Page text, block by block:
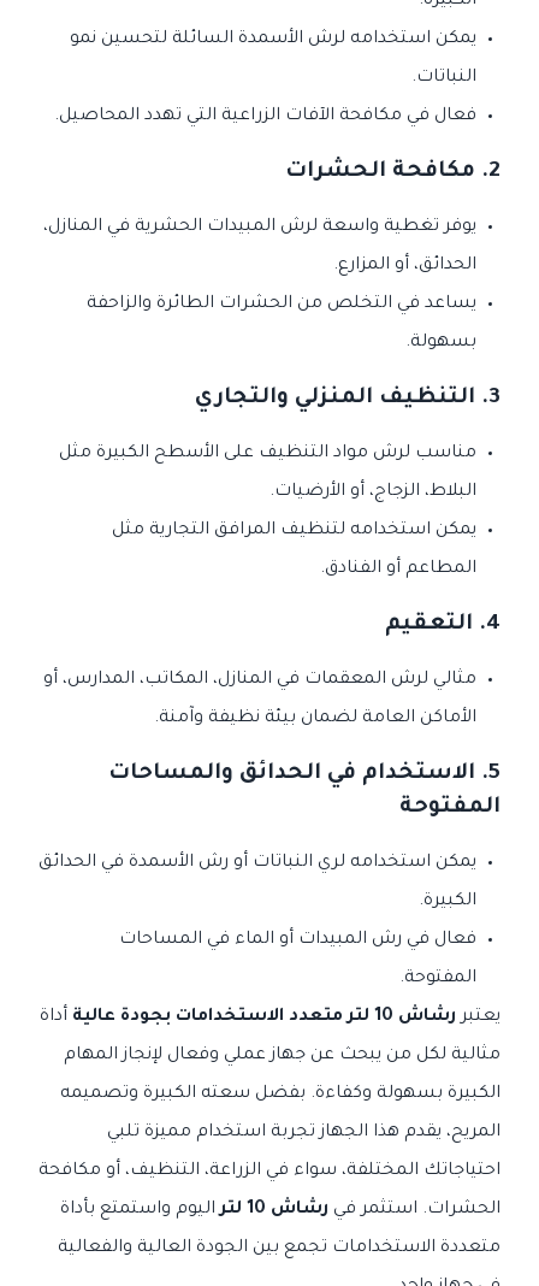
يمكن استخدامه لرش الأسمدة السائلة لتحسين نمو
النباتات.
فعال في مكافحة الآفات الزراعية التي تهدد المحاصيل.
2. مكافحة الحشرات
يوفر تغطية واسعة لرش المبيدات الحشرية في المنازل،
الحدائق، أو المزارع.
يساعد في التخلص من الحشرات الطائرة والزاحفة
بسهولة.
3. التنظيف المنزلي والتجاري
مناسب لرش مواد التنظيف على الأسطح الكبيرة مثل
البلاط، الزجاج، أو الأرضيات.
يمكن استخدامه لتنظيف المرافق التجارية مثل
المطاعم أو الفنادق.
4. التعقيم
مثالي لرش المعقمات في المنازل، المكاتب، المدارس، أو
الأماكن العامة لضمان بيئة نظيفة وآمنة.
5. الاستخدام في الحدائق والمساحات
المفتوحة
يمكن استخدامه لري النباتات أو رش الأسمدة في الحدائق
الكبيرة.
فعال في رش المبيدات أو الماء في المساحات
المفتوحة.
يعتبر رشاش 10 لتر متعدد الاستخدامات بجودة عالية
أداة
مثالية لكل من يبحث عن جهاز عملي وفعال لإنجاز المهام
الكبيرة بسهولة وكفاءة. بفضل سعته الكبيرة وتصميمه
المريح، يقدم هذا الجهاز تجربة استخدام مميزة تلبي
احتياجاتك المختلفة، سواء في الزراعة، التنظيف، أو مكافحة
الحشرات. استثمر في رشاش 10 لتر
اليوم واستمتع بأداة
متعددة الاستخدامات تجمع بين الجودة العالية والفعالية